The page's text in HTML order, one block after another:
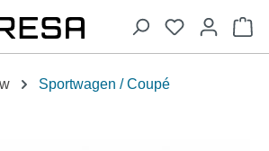
Sportwagen / Coupé